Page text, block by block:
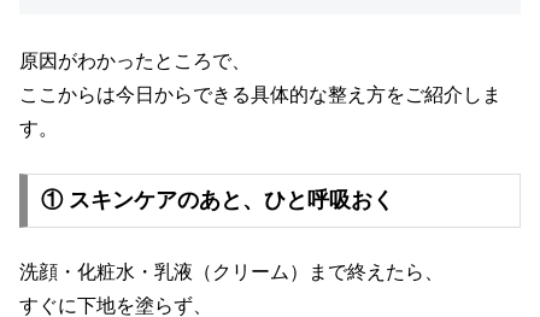
原因がわかったところで、
ここからは今日からできる具体的な整え方をご紹介しま
す。
① スキンケアのあと、ひと呼吸おく
洗顔・化粧水・乳液（クリーム）まで終えたら、
すぐに下地を塗らず、